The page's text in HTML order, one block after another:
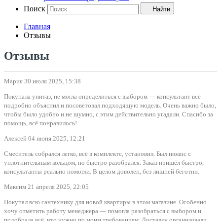
Поиск
Найти
Главная
Отзывы
Отзывы
Мария 30 июля 2025, 15:38
Покупала унитаз, не могла определиться с выбором — консультант всё
подробно объяснил и посоветовал подходящую модель. Очень важно было,
чтобы было удобно и не шумно, с этим действительно угадали. Спасибо за
помощь, всё понравилось!
Алексей 04 июня 2025, 12:21
Смеситель собрался легко, всё в комплекте, установил. Был нюанс с
уплотнительным кольцом, но быстро разобрался. Заказ пришёл быстро,
консультанты реально помогли. В целом доволен, без лишней беготни.
Максим 21 апреля 2025, 22:05
Покупал всю сантехнику для новой квартиры в этом магазине. Особенно
хочу отметить работу менеджера — помогла разобраться с выбором и